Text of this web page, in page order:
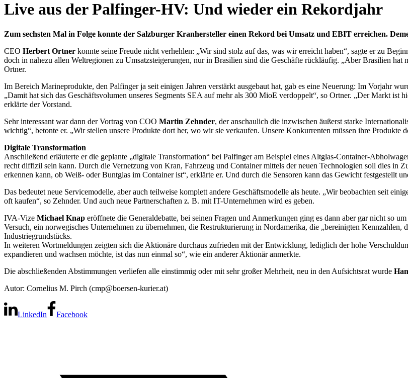
Live aus der Palfinger-HV: Und wieder ein Rekordjahr
Zum sechsten Mal in Folge konnte der Salzburger Kranhersteller einen Rekord bei Umsatz und EBIT erreichen.
CEO Herbert Ortner konnte seine Freude nicht verhehlen: „Wir sind stolz auf das, was wir erreicht haben“, sagte er zu
doch in nahezu allen Weltre­gionen zu Umsatzsteigerungen, nur in Brasilien sind die Geschäfte rückläufig. „Aber Brasilien
Ortner.
Im Bereich Marineprodukte, den Palfinger ja seit einigen Jahren verstärkt ausgebaut hat, gab es eine Neuerung: Im Vorjahr
„Damit hat sich das Geschäftsvolumen unseres Segments SEA auf mehr als 300 MioE verdoppelt“, so Ortner. „Der Markt ist
erklärte der Vorstand.
Sehr interessant war dann der Vortrag von COO Martin Zehnder, der anschaulich die inzwischen äußerst starke
wichtig“, betonte er. „Wir stellen unsere Produkte dort her, wo wir sie verkaufen. Unsere Konkurrenten müssen ihre Produkte
Digitale Transformation
Anschließend erläuterte er die geplante „digitale Transformation“ bei Palfinger am Beispiel eines Altglas-Container-
recht diffizil sein kann. Durch die Vernetzung von Kran, Fahrzeug und Container mittels der neuen Technologien soll dies in
erkennen kann, ob Weiß- oder Buntglas im Container ist“, erklärte er. Und durch die Sensoren kann das Gewicht festgestellt
Das bedeutet neue Servicemodelle, aber auch teilweise komplett andere Geschäftsmodelle als heute. „Wir beobachten seit
oft kaufen“, so Zehnder. Und auch neue Partnerschaften z. B. mit IT-Unternehmen wird es geben.
IVA-Vize Michael Knap eröffnete die Generaldebatte, bei seinen Fragen und Anmerkungen ging es dann aber gar nicht so
Versuch, ein norwegisches Unternehmen zu übernehmen, die Restrukturierung in Nordamerika, die „bereinigten
Industriegrundstücks.
In weiteren Wortmeldungen zeigten sich die Aktionäre durchaus zufrieden mit der Entwicklung, lediglich der hohe
expandieren und wachsen möchte, ist das nun einmal so“, wie ein anderer Aktionär anmerkte.
Die abschließenden Abstimmungen verliefen alle einstimmig oder mit sehr großer Mehrheit, neu in den Aufsichtsrat wurde
Autor: Cornelius M. Pirch (cmp@boersen-kurier.at)
LinkedIn Facebook